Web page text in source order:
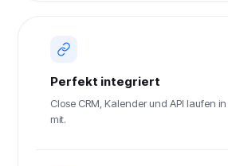
Perfekt integriert
Close CRM, Kalender und API laufen
mit.